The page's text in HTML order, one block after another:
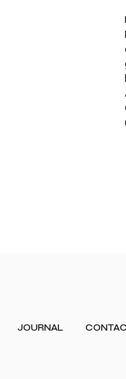
JOURNAL